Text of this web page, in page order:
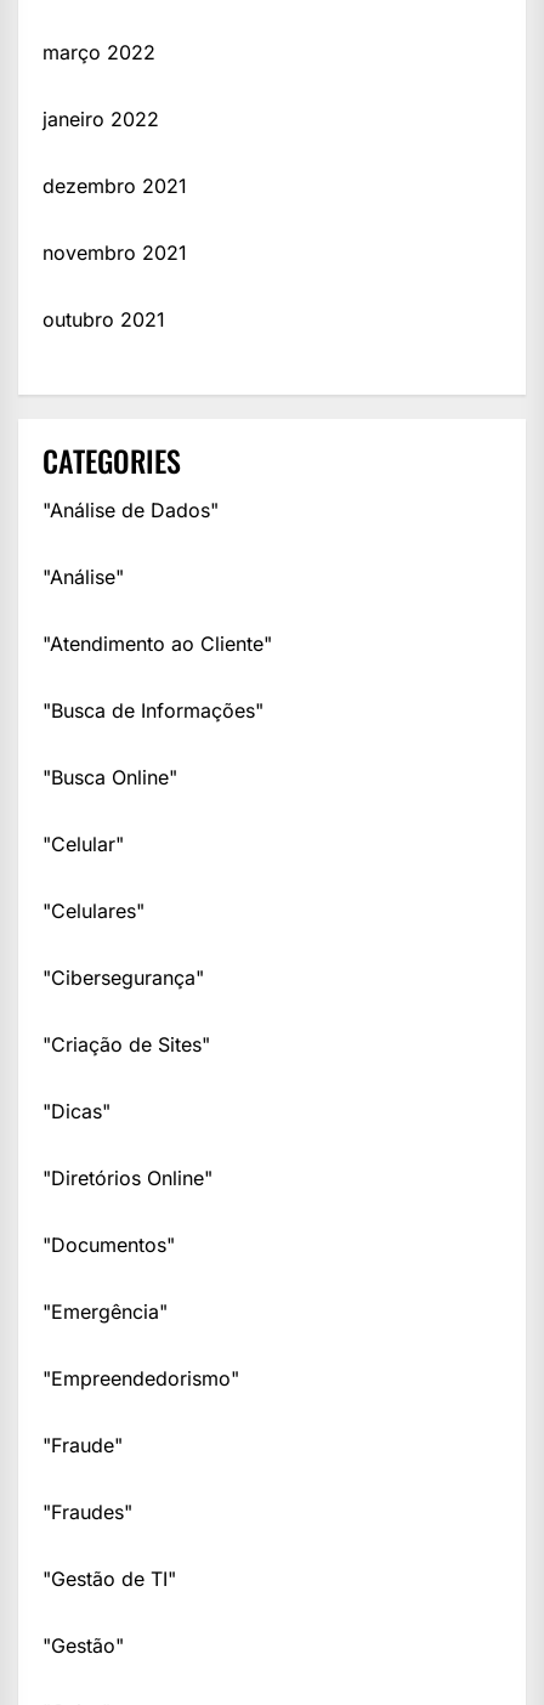
março 2022
janeiro 2022
dezembro 2021
novembro 2021
outubro 2021
CATEGORIES
"Análise de Dados"
"Análise"
"Atendimento ao Cliente"
"Busca de Informações"
"Busca Online"
"Celular"
"Celulares"
"Cibersegurança"
"Criação de Sites"
"Dicas"
"Diretórios Online"
"Documentos"
"Emergência"
"Empreendedorismo"
"Fraude"
"Fraudes"
"Gestão de TI"
"Gestão"